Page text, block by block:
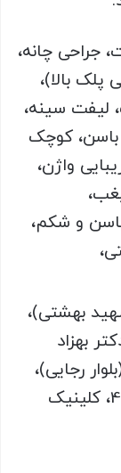
جراحی چانه،
پلک بالا)،
لیفت سینه،
باسن، کوچک
واژن،
و شکم،
بهشتی)،
211، مطب دکتر بهزاد
(بلوار رجایی)،
کوچه 30، ساختمان اسکار، طبقه 4، کلینیک